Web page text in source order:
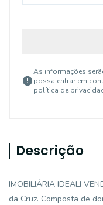
As informações
possa entrar em
política de
Descrição
IMOBILIÁRIA IDEALI
da Cruz. Composta de